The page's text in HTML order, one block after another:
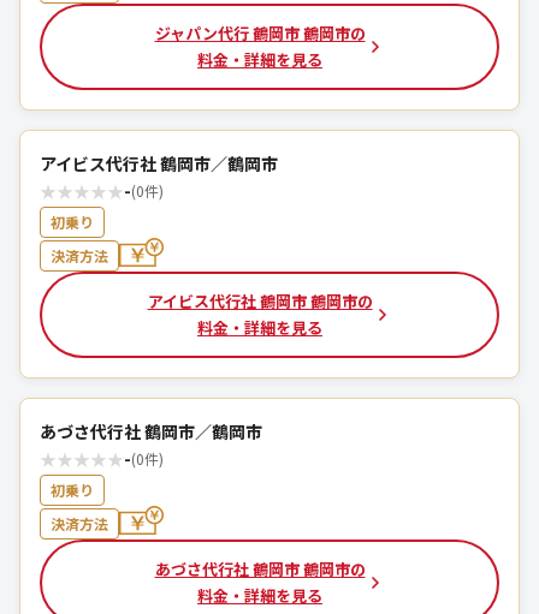
ジャパン代行 鶴岡市 鶴岡市の
料金・詳細を見る
アイビス代行社 鶴岡市／鶴岡市
★★★★★-(0件)
初乗り
決済方法
アイビス代行社 鶴岡市 鶴岡市の
料金・詳細を見る
あづさ代行社 鶴岡市／鶴岡市
★★★★★-(0件)
初乗り
決済方法
あづさ代行社 鶴岡市 鶴岡市の
料金・詳細を見る